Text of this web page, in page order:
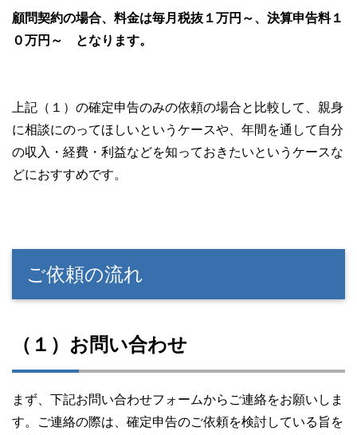
顧問契約の場合、料金は毎月税抜１万円～、決算申告料１
０万円～ となります。
上記（１）の確定申告のみの依頼の場合と比較して、親身
に相談にのってほしいというケースや、年間を通して自分
の収入・経費・利益などを知っておきたいというケースな
どにおすすめです。
ご依頼の流れ
（１）お問い合わせ
まず、下記お問い合わせフォームからご連絡をお願いしま
す。ご連絡の際は、確定申告のご依頼を検討している旨を